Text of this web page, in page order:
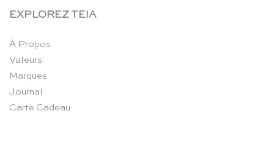
EXPLOREZ TEIA
À Propos
Valeurs
Marques
Journal
Carte Cadeau